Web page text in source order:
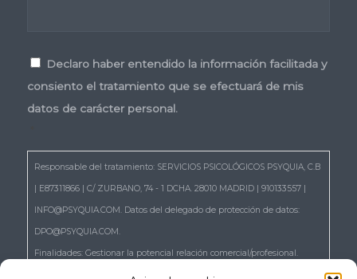
Declaro haber entendido la información facilitada y
consiento el tratamiento que se efectuará de mis
datos de carácter personal.
Responsable del tratamiento: SERVICIOS PSICOLÓGICOS PSYQUIA, C.B
| E87311866 | C/ ZURBANO, 74 - 1 DCHA. 28010 MADRID | 910133557 |
INFO@PSYQUIA.COM. Datos del delegado de protección de datos:
DPO@PSYQUIA.COM.
Finalidades: Gestionar la potencial relación comercial/profesional.
Atender las consultas y remitir la información que nos solicita.